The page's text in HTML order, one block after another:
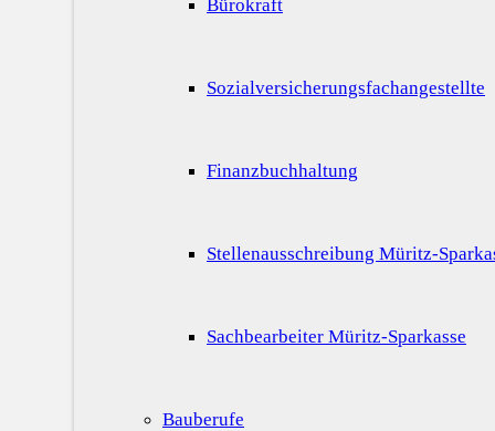
Bürokraft
Sozialversicherungsfachangestellte
Finanzbuchhaltung
Stellenausschreibung Müritz-
Sachbearbeiter Müritz-Sparkasse
Bauberufe